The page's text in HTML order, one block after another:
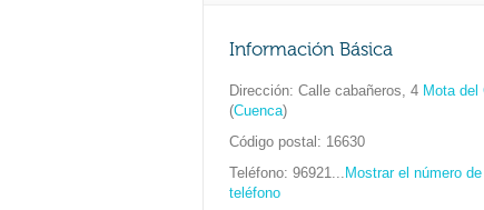
Información Básica
Dirección Calle cabañeros, 4 Mota del
(Cuenca)
Código postal
16630
Teléfono 96921... Mostrar el número de
teléfono